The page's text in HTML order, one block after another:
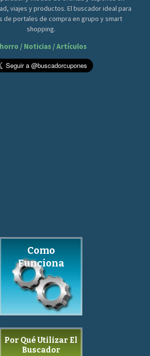
viajes y productos. El buscador ideal para
de portales de compra en grupo y smart
shopping.
/ Noticias / Artículos
Como
Funciona
Por Qué Utilizar El
Buscador